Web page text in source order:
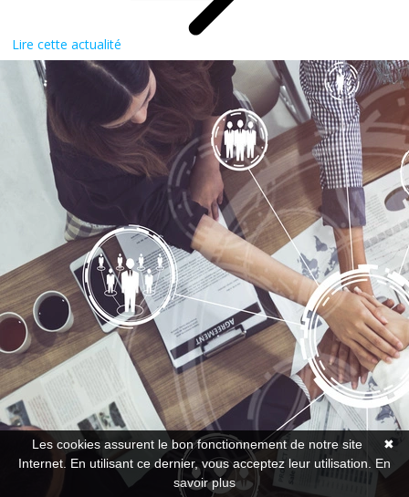
Lire cette actualité
✖
Les cookies assurent le bon fonctionnement de notre site
Internet. En utilisant ce dernier, vous acceptez leur utilisation. En
savoir plus